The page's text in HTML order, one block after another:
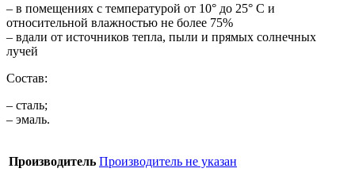
– в помещениях с температурой от 10° до 25° С и
относительной влажностью не более 75%
– вдали от источников тепла, пыли и прямых солнечных
лучей
Состав:
– сталь;
– эмаль.
Производитель Производитель не указан